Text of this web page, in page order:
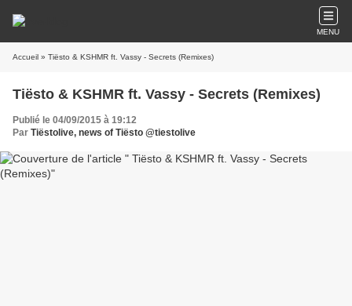
MENU
Accueil » Tiësto & KSHMR ft. Vassy - Secrets (Remixes)
Tiësto & KSHMR ft. Vassy - Secrets (Remixes)
Publié le 04/09/2015 à 19:12
Par Tiëstolive, news of Tiësto @tiestolive